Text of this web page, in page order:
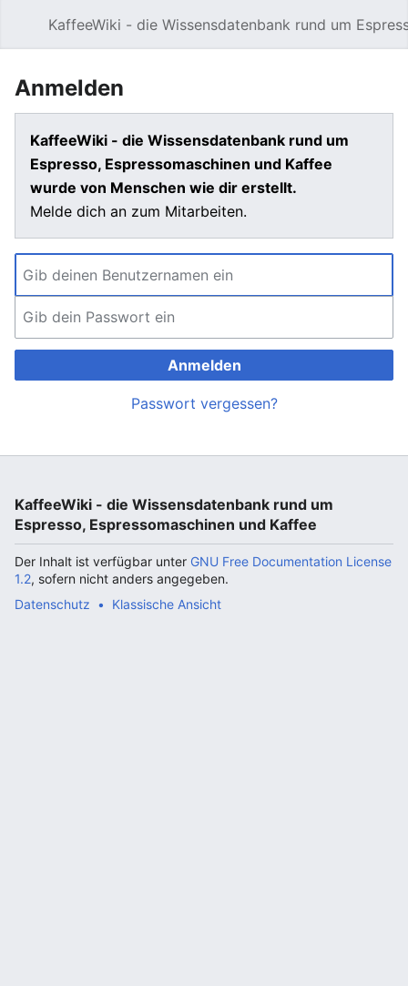
KaffeeWiki - die Wissensdatenbank rund um
Anmelden
KaffeeWiki - die Wissensdatenbank rund um
Espresso, Espressomaschinen und Kaffee
wurde von Menschen wie dir erstellt.
Melde dich an zum Mitarbeiten.
Anmelden
Passwort vergessen?
KaffeeWiki - die Wissensdatenbank rund um
Espresso, Espressomaschinen und Kaffee
Der Inhalt ist verfügbar unter GNU Free Documentation License
1.2, sofern nicht anders angegeben.
Datenschutz
Klassische Ansicht